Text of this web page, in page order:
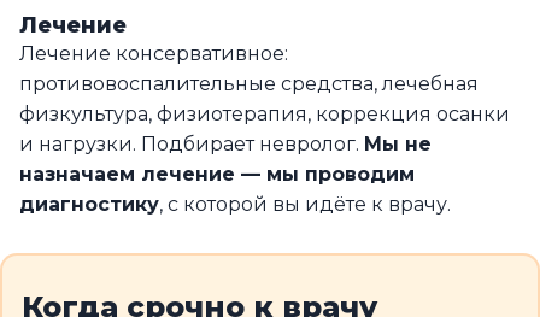
Лечение
Лечение консервативное:
противовоспалительные средства, лечебная
физкультура, физиотерапия, коррекция осанки
и нагрузки. Подбирает невролог. Мы не
назначаем лечение — мы проводим
диагностику, с которой вы идёте к врачу.
Когда срочно к врачу